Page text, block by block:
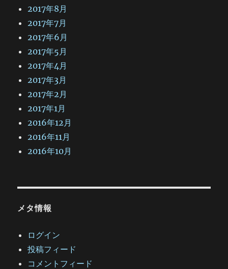
2017年8月
2017年7月
2017年6月
2017年5月
2017年4月
2017年3月
2017年2月
2017年1月
2016年12月
2016年11月
2016年10月
メタ情報
ログイン
投稿フィード
コメントフィード